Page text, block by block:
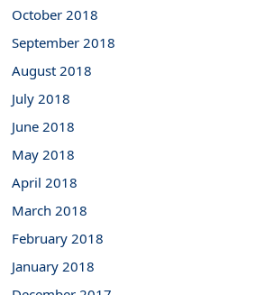
October 2018
September 2018
August 2018
July 2018
June 2018
May 2018
April 2018
March 2018
February 2018
January 2018